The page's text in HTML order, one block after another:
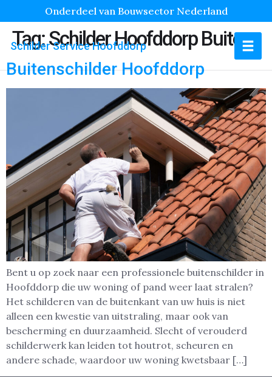
Onderdeel van Bouwsector Nederland
Schilder Service Hoofddorp
Tag:Schilder Hoofddorp Buiten
Buitenschilder Hoofddorp
Bent u op zoek naar een professionele buitenschilder in
Hoofddorp die uw woning of pand weer laat stralen?
Het schilderen van de buitenkant van uw huis is niet
alleen een kwestie van uitstraling, maar ook van
bescherming en duurzaamheid. Slecht of verouderd
schilderwerk kan leiden tot houtrot, scheuren en
andere schade, waardoor uw woning kwetsbaar […]